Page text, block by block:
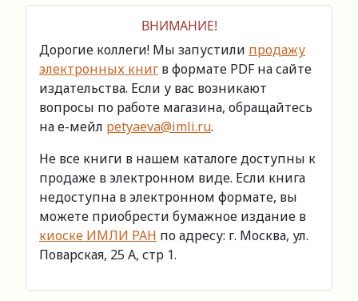
ВНИМАНИЕ!
Дорогие коллеги! Мы запустили продажу
электронных книг в формате PDF на сайте
издательства. Если у вас возникают
вопросы по работе магазина, обращайтесь
на е-мейл petyaeva@imli.ru.
Не все книги в нашем каталоге доступны к
продаже в электронном виде. Если книга
недоступна в электронном формате, вы
можете приобрести бумажное издание в
киоске ИМЛИ РАН по адресу: г. Москва, ул.
Поварская, 25 А, стр 1.